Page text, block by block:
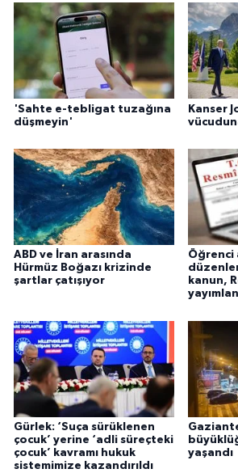
'Sahte e-tebligat tuzağına
düşmeyin'
Kanser
ABD ve İran arasında
Hürmüz Boğazı krizinde
şartlar çatışıyor
Öğrenci
kanun,
Gürlek: ‘Suça sürüklenen
çocuk’ yerine ‘adli süreçteki
çocuk’ kavramı hukuk
sistemimize kazandırıldı
yaşandı